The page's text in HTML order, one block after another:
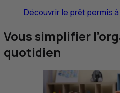
Découvrir le prêt permis
Vous simplifier
quotidien